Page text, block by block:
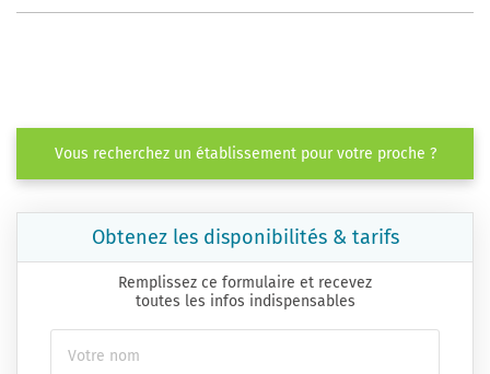
Vous recherchez un établissement pour votre proche ?
Obtenez les disponibilités & tarifs
Remplissez ce formulaire et recevez
toutes les infos indispensables